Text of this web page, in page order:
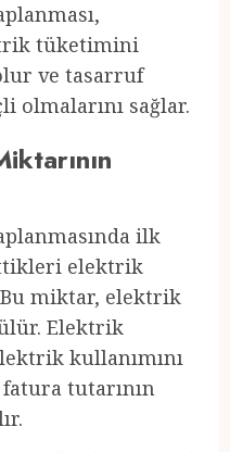
tüketimini
ve tasarruf
olmalarını sağlar.
ilk
elektrik
miktar, elektrik
Elektrik
kullanımını
tutarının